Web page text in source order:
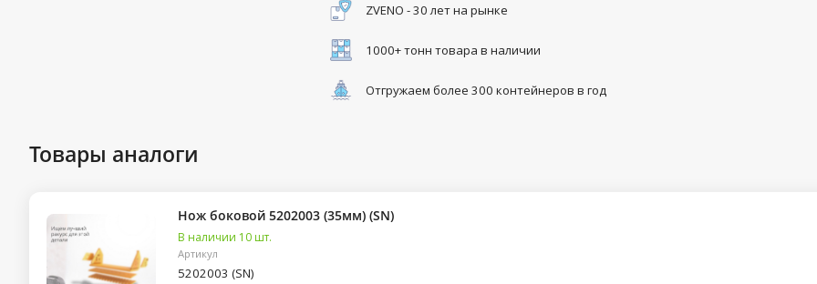
ZVENO - 30 лет на рынке
1000+ тонн товара в наличии
Отгружаем более 300 контейнеров в год
Товары аналоги
Нож боковой 5202003 (35мм) (SN)
В наличии 10 шт.
Артикул
5202003 (SN)